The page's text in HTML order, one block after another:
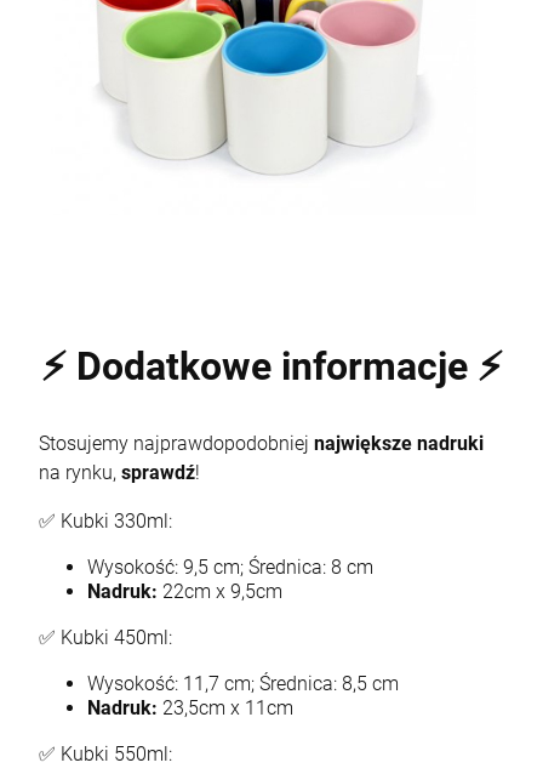
⚡ Dodatkowe informacje ⚡
Stosujemy najprawdopodobniej największe nadruki
na rynku, sprawdź!
✅ Kubki 330ml:
Wysokość: 9,5 cm; Średnica: 8 cm
Nadruk: 22cm x 9,5cm
✅ Kubki 450ml:
Wysokość: 11,7 cm; Średnica: 8,5 cm
Nadruk: 23,5cm x 11cm
✅ Kubki 550ml: